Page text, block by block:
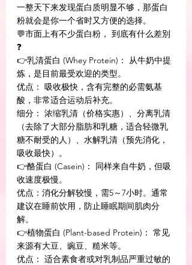
一整天下来发现蛋白质明显不够，那蛋白
粉就会是你一个省时又方便的选择。
💬市面上有不少蛋白粉， 到底有什么差別
❓
👉乳清蛋白 (Whey Protein)： 从牛奶中提
炼，是目前最受欢迎的类型。
优点： 吸收极快，含有完整的必需氨基
酸，非常适合运动后补充。
细分： 浓缩乳清（价格实惠）、分离乳清
（去除了大部分脂肪和乳糖，适合轻微乳
糖不耐受的人）、水解乳清（预先消化，
吸收最快）。
👉酪蛋白 (Casein)： 同样来自牛奶，但吸
收速度极慢。
优点：消化分解较慢，需5～7小时。通常
建议在睡前饮用，防止睡眠期间肌肉分
解。
👉植物蛋白 (Plant-based Protein)： 常见
来源有大豆、豌豆、糙米等。
优点： 适合素食者或对乳制品严重过敏的